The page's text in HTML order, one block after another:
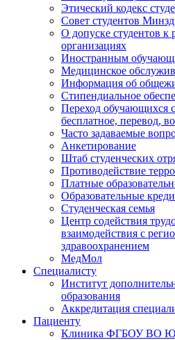
Этический кодекс
Совет студентов
О допуске студентов к
организациях
Иностранным
Медицинское
Информация об
Стипендиальное
Переход обучающихся
бесплатное, перевод,
Часто задаваемые
Анкетирование
Штаб студенческих
Противодействие
Платные
Образовательные
Студенческая семья
Центр содействия
взаимодействия с
здравоохранением
МедМол
Специалисту
Институт
образования
Аккредитация
Пациенту
Клиника ФГБОУ ВО